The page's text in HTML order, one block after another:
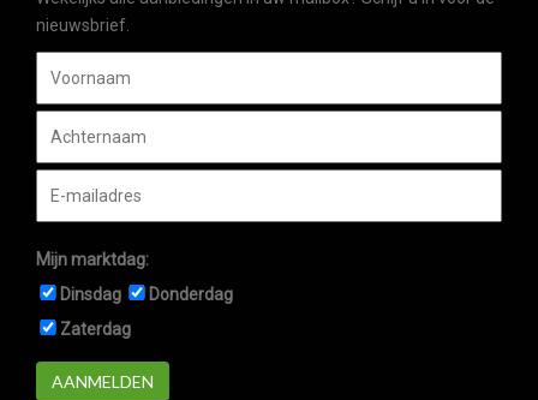
nieuwsbrief.
Mijn marktdag:
Dinsdag
Donderdag
Zaterdag
AANMELDEN